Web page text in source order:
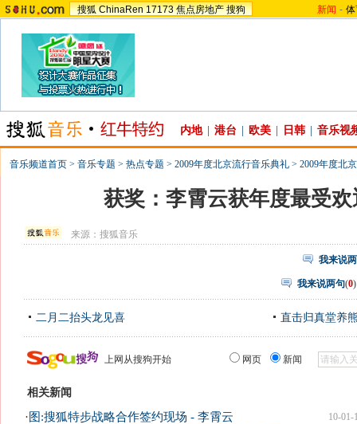
搜狐 ChinaRen 17173 焦点房地产 搜狗 新闻 -
内地 港台 欧美 日韩 音乐视
音乐频道首页 > 音乐专题 > 热点专题 > 2009年度北京流行音乐典礼 > 2009年度北
获奖：李霄云获年度最受
来源：搜狐音乐
我来说
我来说两句(0)
二月二抬头龙见喜 直击归真堂养
上网从搜狗开始 网页 新闻
相关新闻
10-01-
· 图:搜狐特步战略合作签约现场 - 李霄云